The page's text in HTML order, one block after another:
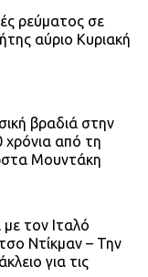
ρεύματος σε
αύριο Κυριακή
βραδιά στην
από τη
Μουντάκη
τον Ιταλό
Ντίκμαν – Την
για τις